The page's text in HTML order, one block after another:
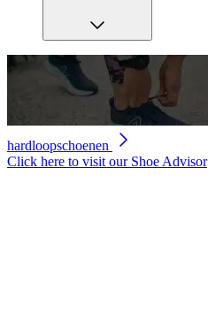
hardloopschoenen
Click here to visit our Shoe Advisor